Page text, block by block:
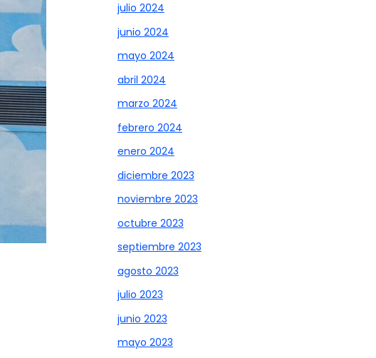
julio 2024
junio 2024
mayo 2024
abril 2024
marzo 2024
febrero 2024
enero 2024
diciembre 2023
noviembre 2023
octubre 2023
septiembre 2023
agosto 2023
julio 2023
junio 2023
mayo 2023